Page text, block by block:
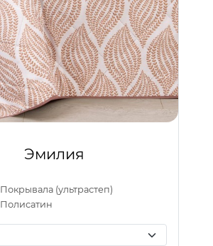
Эмилия
Покрывала (ультрастеп)
Полисатин